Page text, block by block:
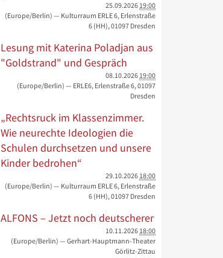
25.09.2026 19:00
(Europe/Berlin) — Kulturraum ERLE 6, Erlenstraße
6 (HH), 01097 Dresden
Lesung mit Katerina Poladjan aus
"Goldstrand" und Gespräch
08.10.2026 19:00
(Europe/Berlin) — ERLE6, Erlenstraße 6, 01097
Dresden
„Rechtsruck im Klassenzimmer.
Wie neurechte Ideologien die
Schulen durchsetzen und unsere
Kinder bedrohen“
29.10.2026 18:00
(Europe/Berlin) — Kulturraum ERLE 6, Erlenstraße
6 (HH), 01097 Dresden
ALFONS – Jetzt noch deutscherer
10.11.2026 18:00
(Europe/Berlin) — Gerhart-Hauptmann-Theater
Görlitz-Zittau